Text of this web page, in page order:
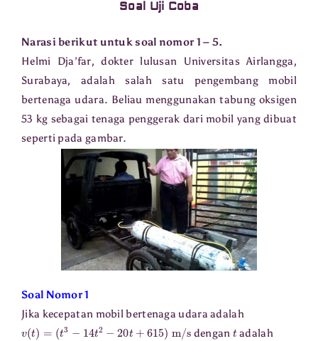
Soal Uji Coba
Narasi berikut untuk soal nomor 1 – 5.
Helmi Dja’far, dokter lulusan Universitas Airlangga,
Surabaya, adalah salah satu pengembang mobil
bertenaga udara. Beliau menggunakan tabung oksigen
53 kg sebagai tenaga penggerak dari mobil yang dibuat
seperti pada gambar.
Soal Nomor 1
Jika kecepatan mobil bertenaga udara adalah
(t) 3− 2 −20 +615 ) m/s dengan tadalah